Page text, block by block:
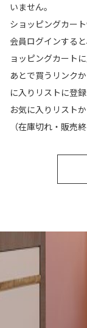
いません。
ショッピングカー
会員ログインする
ョッピングカート
あとで買うリンク
に入りリストに登録
お気に入りリスト
（在庫切れ・販売